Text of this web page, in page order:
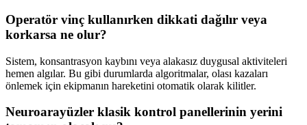
Operatör vinç kullanırken dikkati dağılır veya
korkarsa ne olur?
Sistem, konsantrasyon kaybını veya alakasız duygusal aktiviteleri
hemen algılar. Bu gibi durumlarda algoritmalar, olası kazaları
önlemek için ekipmanın hareketini otomatik olarak kilitler.
Neuroarayüzler klasik kontrol panellerinin yerini